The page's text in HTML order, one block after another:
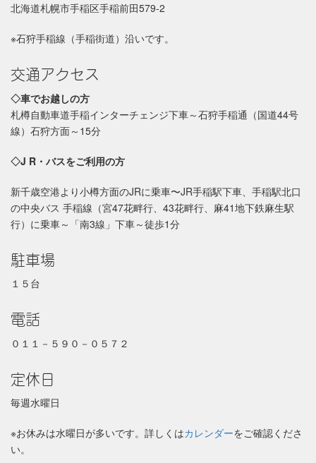
北海道札幌市手稲区手稲前田579-2
※石狩手稲線（手稲街道）沿いです。
交通アクセス
◇車でお越しの方
札樽自動車道手稲インターチェンジ下車～石狩手稲通（国道44号
線）石狩方面～15分
◇J R・バスをご利用の方
新千歳空港より小樽方面のJRに乗車〜JR手稲駅下車、手稲駅北口
の中央バス 手稲線（宮47花畔行、43花畔行、麻41地下鉄麻生駅
行）に乗車～「南3線」下車～徒歩1分
駐車場
１５台
電話
０１１－５９０－０５７２
定休日
毎週水曜日
※お休みは水曜日が多いです。詳しくはカレンダーをご確認くださ
い。